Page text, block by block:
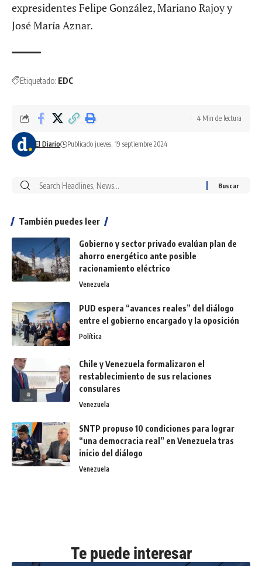
expresidentes Felipe González, Mariano Rajoy y
José María Aznar.
Etiquetado: EDC
El Diario Publicado jueves, 19 septiembre 2024
4 Min de lectura
También puedes leer
Gobierno y sector privado evalúan plan de
ahorro energético ante posible
racionamiento eléctrico
Venezuela
PUD espera “avances reales” del diálogo
entre el gobierno encargado y la oposición
Política
Chile y Venezuela formalizaron el
restablecimiento de sus relaciones
consulares
Venezuela
SNTP propuso 10 condiciones para lograr
“una democracia real” en Venezuela tras
inicio del diálogo
Venezuela
Te puede interesar